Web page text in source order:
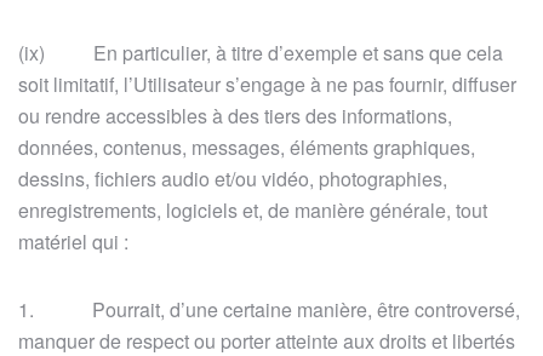
(ix) En particulier, à titre d’exemple et sans que cela
soit limitatif, l’Utilisateur s’engage à ne pas fournir, diffuser
ou rendre accessibles à des tiers des informations,
données, contenus, messages, éléments graphiques,
dessins, fichiers audio et/ou vidéo, photographies,
enregistrements, logiciels et, de manière générale, tout
matériel qui :
1. Pourrait, d’une certaine manière, être controversé,
manquer de respect ou porter atteinte aux droits et libertés